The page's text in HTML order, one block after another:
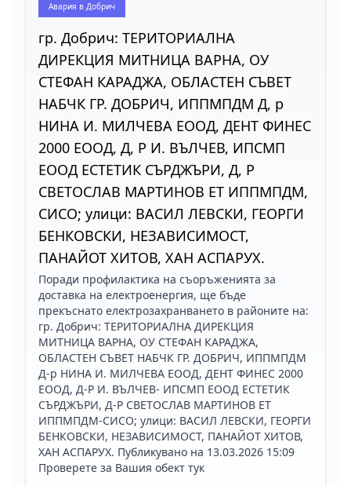
Авария в Добрич
гр. Добрич: ТЕРИТОРИАЛНА
ДИРЕКЦИЯ МИТНИЦА ВАРНА, ОУ
СТЕФАН КАРАДЖА, ОБЛАСТЕН СЪВЕТ
НАБЧК ГР. ДОБРИЧ, ИППМПДМ Д, р
НИНА И. МИЛЧЕВА ЕООД, ДЕНТ ФИНЕС
2000 ЕООД, Д, Р И. ВЪЛЧЕВ, ИПСМП
ЕООД ЕСТЕТИК СЪРДЖЪРИ, Д, Р
СВЕТОСЛАВ МАРТИНОВ ЕТ ИППМПДМ,
СИСО; улици: ВАСИЛ ЛЕВСКИ, ГЕОРГИ
БЕНКОВСКИ, НЕЗАВИСИМОСТ,
ПАНАЙОТ ХИТОВ, ХАН АСПАРУХ.
Поради профилактика на съоръженията за
доставка на електроенергия, ще бъде
прекъснато електрозахранването в районите на:
гр. Добрич: ТЕРИТОРИАЛНА ДИРЕКЦИЯ
МИТНИЦА ВАРНА, ОУ СТЕФАН КАРАДЖА,
ОБЛАСТЕН СЪВЕТ НАБЧК ГР. ДОБРИЧ, ИППМПДМ
Д-р НИНА И. МИЛЧЕВА ЕООД, ДЕНТ ФИНЕС 2000
ЕООД, Д-Р И. ВЪЛЧЕВ- ИПСМП ЕООД ЕСТЕТИК
СЪРДЖЪРИ, Д-Р СВЕТОСЛАВ МАРТИНОВ ЕТ
ИППМПДМ-СИСО; улици: ВАСИЛ ЛЕВСКИ, ГЕОРГИ
БЕНКОВСКИ, НЕЗАВИСИМОСТ, ПАНАЙОТ ХИТОВ,
ХАН АСПАРУХ. Публикувано на 13.03.2026 15:09
Проверете за Вашия обект тук